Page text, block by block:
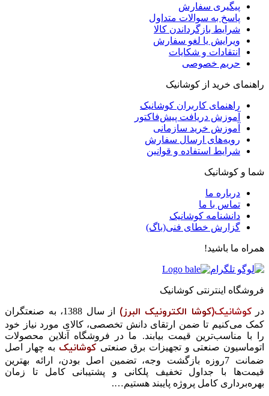
پیگیری سفارش
پاسخ به سوالات متداول
شرایط بازگرداندن کالا
ویرایش یا لغو سفارش
انتقادات و شکایات
حریم خصوصی
راهنمای خرید از کوشانیک
راهنمای کاربران کوشانیک
آموزش دریافت پیش‌فاکتور
آموزش خرید سازمانی
رویه‌های ارسال سفارش
شرایط استفاده و قوانین
شما و کوشانیک
درباره ما
تماس با ما
دانشنامه کوشانیک
گزارش خطای فنی(باگ)
همراه ما باشید!
فروشگاه اینترنتی کوشانیک
در کوشانیک(کوشا الکترونیک البرز)
از سال 1388، به صنعتگران
کمک می‌کنیم تا ضمن ارتقای دانش تخصصی، کالای مورد نیاز خود
را با مناسب‌ترین قیمت بیابند. ما در فروشگاه آنلاین محصولات
اتوماسیون صنعتی و تجهیزات برق صنعتی کوشانیک به چهار اصل
ضمانت 7روزه بازگشت وجه، تضمین اصل بودن، ارائه بهترین
قیمت‌ها با جداول تخفیف پلکانی و پشتیبانی کامل تا زمان
بهره‌برداری کامل پروژه پایبند هستیم….